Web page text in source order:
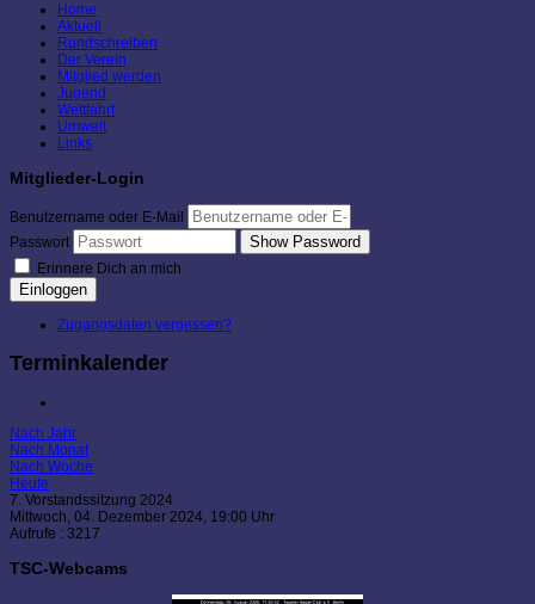
Home
Aktuell
Rundschreiben
Der Verein
Mitglied werden
Jugend
Wettfahrt
Umwelt
Links
Mitglieder-Login
Benutzername oder E-Mail
Passwort
Show Password
Erinnere Dich an mich
Einloggen
Zugangsdaten vergessen?
Terminkalender
Nach Jahr
Nach Monat
Nach Woche
Heute
7. Vorstandssitzung 2024
Mittwoch, 04. Dezember 2024, 19:00 Uhr
Aufrufe : 3217
TSC-Webcams